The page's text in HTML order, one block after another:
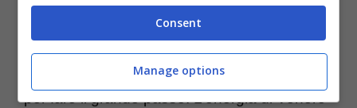
intraprendenza, Venere porta un’onda di
tenerezza e comprensione. Se hai una
relazione stabile, questo è il momento ideale
per fare il grande passo. L’energia di Venere
Consent
Manage options